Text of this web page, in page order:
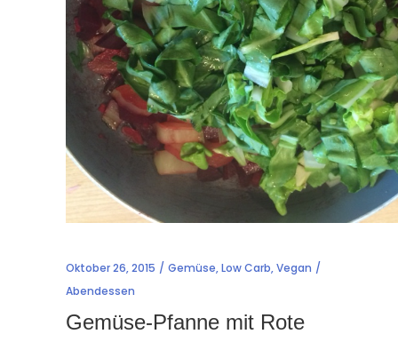
Oktober 26, 2015 Gemüse,Low Carb,Vegan
Abendessen
Gemüse-Pfanne mit Rote